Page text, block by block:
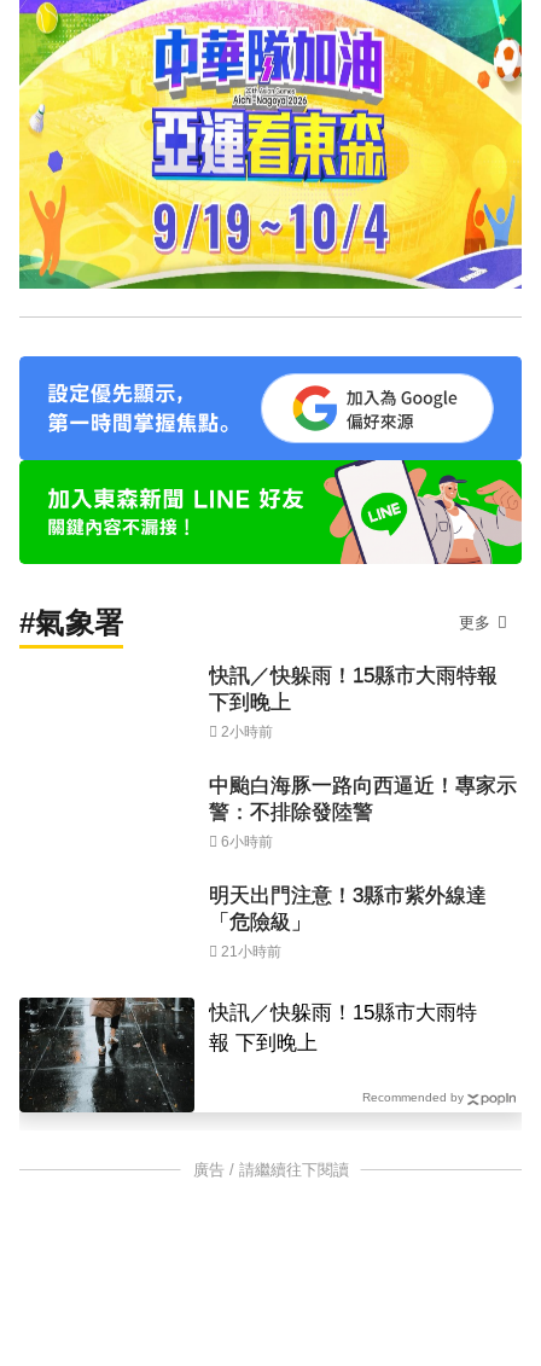
#氣象署 更多
快訊／快躲雨！15縣市大雨特報
下到晚上
2小時前
中颱白海豚一路向西逼近！專家示
警：不排除發陸警
6小時前
明天出門注意！3縣市紫外線達
「危險級」
21小時前
快訊／快躲雨！15縣市大雨特
報 下到晚上
Recommended by
廣告 / 請繼續往下閱讀